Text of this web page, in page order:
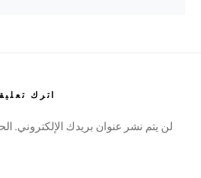
اترك
لن يتم نشر عنوان بريدك الإلكتروني.